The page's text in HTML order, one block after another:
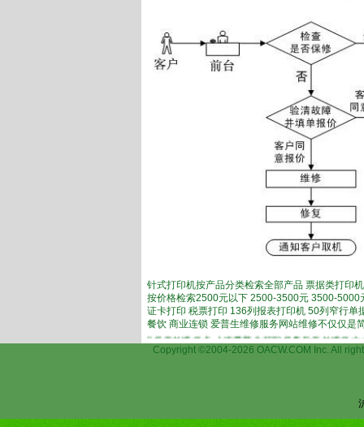
针式打印机按产品分类检索全部产品 票据类打印
按价格检索2500元以下 2500-3500元 3500-
证卡打印 税票打印 136列报表打印机 50列窄行单
餐饮 商业连锁 爱普生维修服务网站维修不仅仅是
机维修,上海爱普生打印机保外维修点,上海爱普生打印机售后保外维修中心,上海
Copyright ©2004-2026 OACW.COM Inc. All